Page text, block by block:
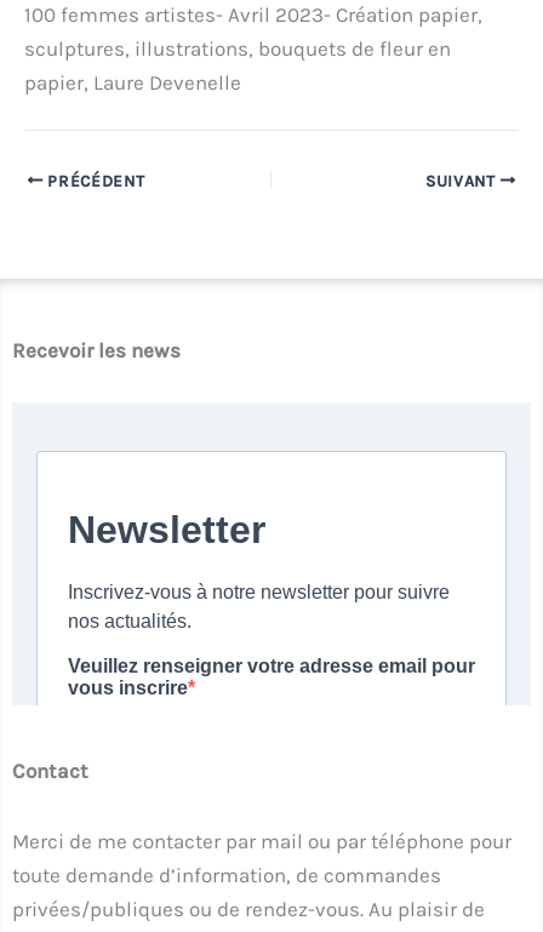
100 femmes artistes- Avril 2023- Création papier,
sculptures, illustrations, bouquets de fleur en
papier, Laure Devenelle
PRÉCÉDENT SUIVANT
Recevoir les news
Contact
Merci de me contacter par mail ou par téléphone pour
toute demande d’information, de commandes
privées/publiques ou de rendez-vous. Au plaisir de